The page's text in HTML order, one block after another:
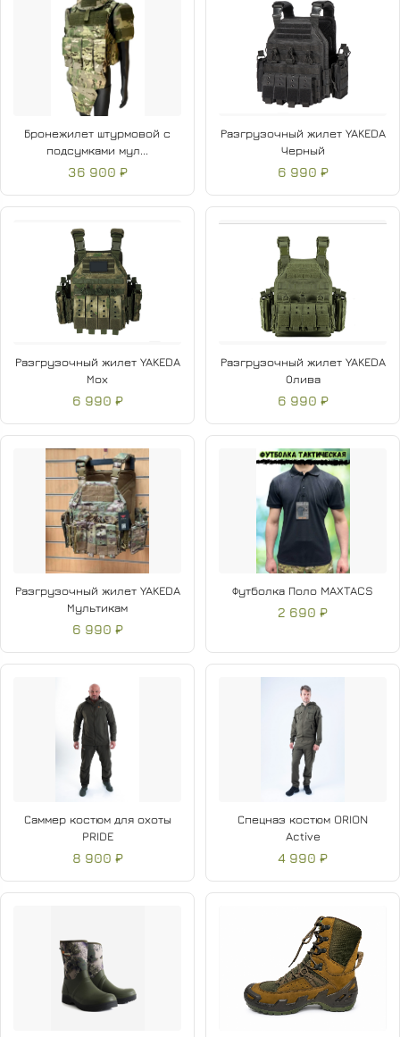
Бронежилет штурмовой с
подсумками мул...
36 900 ₽
Разгрузочный жилет YAKEDA
Черный
6 990 ₽
Разгрузочный жилет YAKEDA
Мох
6 990 ₽
Разгрузочный жилет YAKEDA
Олива
6 990 ₽
Разгрузочный жилет YAKEDA
Мультикам
6 990 ₽
Футболка Поло MAXTACS
2 690 ₽
Саммер костюм для охоты
PRIDE
8 900 ₽
Спецназ костюм ORION
Active
4 990 ₽